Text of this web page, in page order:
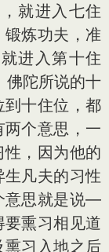
就进入七住
炼功夫，准
进入第十住
佛陀所说的十
十住位，都
个意思，一
，因为他的
凡夫的习性
意思就是说—
熏习相见道
习入地之后